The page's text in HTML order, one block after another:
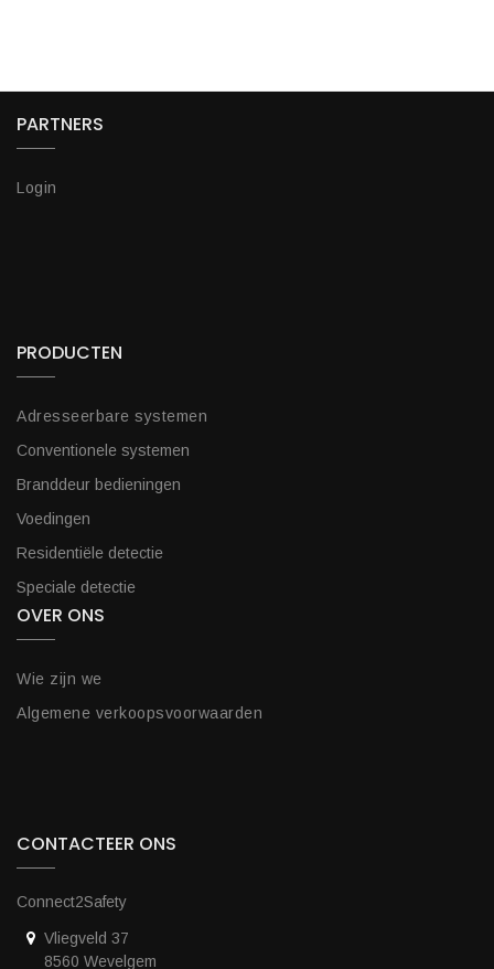
PARTNERS
Login
PRODUCTEN
Adresseerbare systemen
Conventionele systemen
Branddeur bedieningen
Voedingen
Residentiële detectie
Speciale detectie
OVER ONS
Wie zijn we
Algemene verkoopsvoorwaarden
CONTACTEER ONS
Connect2Safety
Vliegveld 37
8560 Wevelgem